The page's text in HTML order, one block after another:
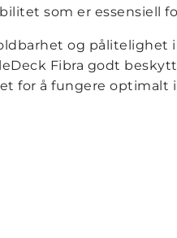
som er essensiell
og
Fibra godt
for å fungere